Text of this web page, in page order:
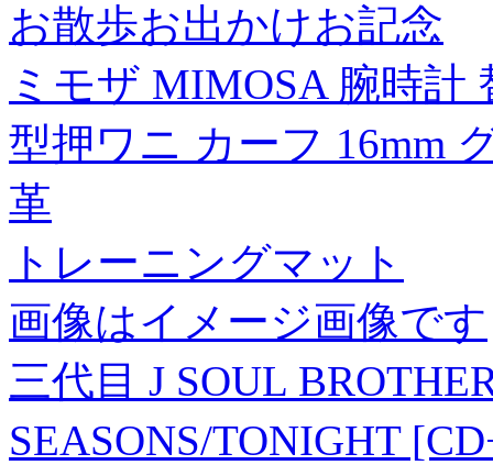
お散歩お出かけお記念
ミモザ MIMOSA 腕時計
型押ワニ カーフ 16mm
革
トレーニングマット
画像はイメージ画像です
三代目 J SOUL
SEASONS/TONIGHT